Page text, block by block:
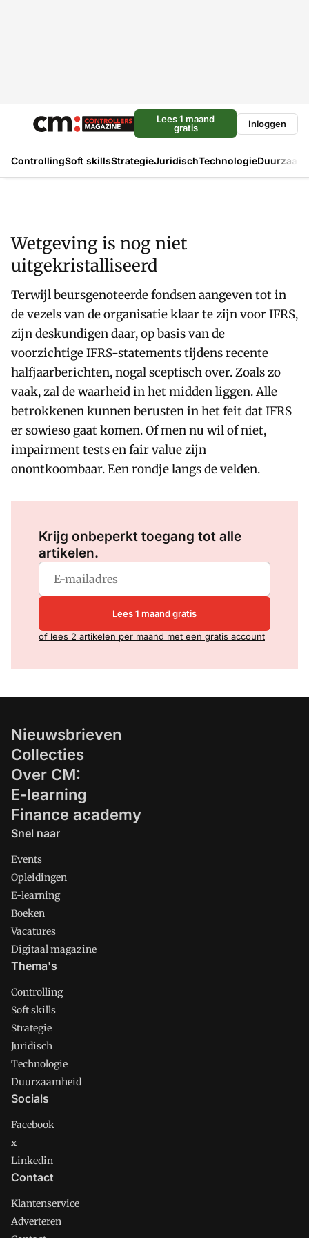
Lees 1 maand
gratis
Inloggen
ControllingSoft skillsStrategieJuridischTechnologie
Wetgeving is nog niet
uitgekristalliseerd
Terwijl beursgenoteerde fondsen aangeven tot in
de vezels van de organisatie klaar te zijn voor IFRS,
zijn deskundigen daar, op basis van de
voorzichtige IFRS-statements tijdens recente
halfjaarberichten, nogal sceptisch over. Zoals zo
vaak, zal de waarheid in het midden liggen. Alle
betrokkenen kunnen berusten in het feit dat IFRS
er sowieso gaat komen. Of men nu wil of niet,
impairment tests en fair value zijn
onontkoombaar. Een rondje langs de velden.
Krijg onbeperkt toegang tot alle
artikelen.
Lees 1 maand gratis
of lees 2 artikelen per maand met een gratis account
Nieuwsbrieven
Collecties
Over CM:
E-learning
Finance academy
Snel naar
Events
Opleidingen
E-learning
Boeken
Vacatures
Digitaal magazine
Thema's
Controlling
Soft skills
Strategie
Juridisch
Technologie
Duurzaamheid
Socials
Facebook
x
Linkedin
Contact
Klantenservice
Adverteren